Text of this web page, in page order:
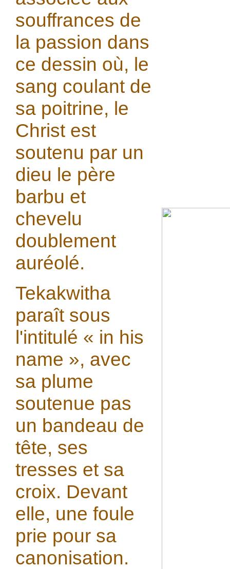
souffrances de
la passion dans
ce dessin où, le
sang coulant de
sa poitrine, le
Christ est
soutenu par un
dieu le père
barbu et
chevelu
doublement
auréolé.
Tekakwitha
paraît sous
l'intitulé « in his
name », avec
sa plume
soutenue pas
un bandeau de
tête, ses
tresses et sa
croix. Devant
elle, une foule
prie pour sa
canonisation.